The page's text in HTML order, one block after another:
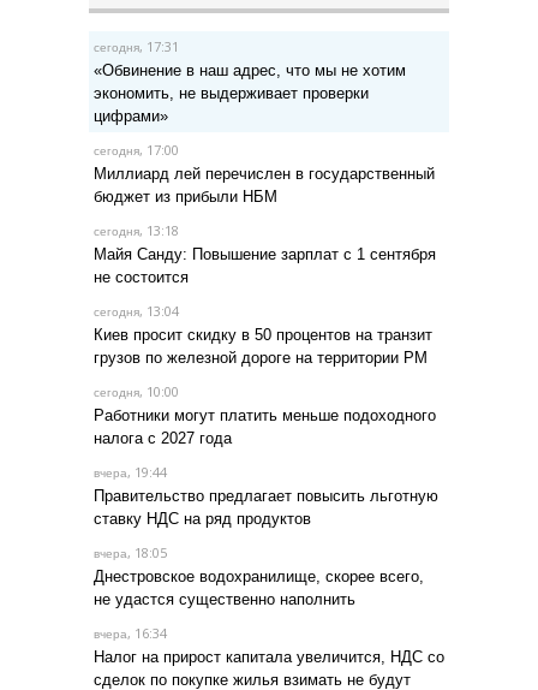
сегодня, 17:31
«Обвинение в наш адрес, что мы не хотим
экономить, не выдерживает проверки
цифрами»
сегодня, 17:00
Миллиард лей перечислен в государственный
бюджет из прибыли НБМ
сегодня, 13:18
Майя Санду: Повышение зарплат с 1 сентября
не состоится
сегодня, 13:04
Киев просит скидку в 50 процентов на транзит
грузов по железной дороге на территории РМ
сегодня, 10:00
Работники могут платить меньше подоходного
налога с 2027 года
вчера, 19:44
Правительство предлагает повысить льготную
ставку НДС на ряд продуктов
вчера, 18:05
Днестровское водохранилище, скорее всего,
не удастся существенно наполнить
вчера, 16:34
Налог на прирост капитала увеличится, НДС со
сделок по покупке жилья взимать не будут